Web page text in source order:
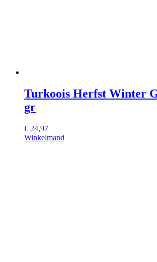
Turkoois Herfst Winter
gr
€ 24,97
Winkelmand